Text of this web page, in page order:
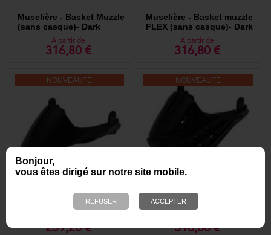
Bonjour,
vous êtes dirigé sur notre site mobile.
Muselière - Basket Muzzle
(sans casque)- Dark
A partir de
316,80 €
Muselière - Basket muzzle
FLEX (sans casque)- Dark
A partir de
316,80 €
NOUVEAUTÉ
Muselière - Biting muzzle
(sans casque) - Dark
259,20 €
NOUVEAUTÉ
Muselière - Protective
muzzle (sans casque)-
316,80 €